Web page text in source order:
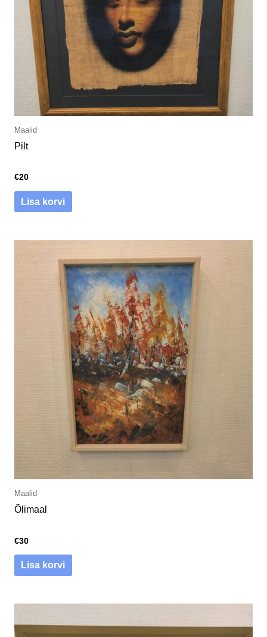
Maalid
Pilt
€20
Lisa korvi
Maalid
Õlimaal
€30
Lisa korvi